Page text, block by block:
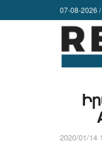
07-08-2026
2020/01/14